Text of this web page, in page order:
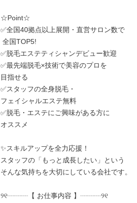
☆Point☆
✅全国40拠点以上展開・直営サロン数で
✅脱毛エステティシャンデビュー歓迎
✅最先端脱毛×技術で美容のプロを
目指せる
✅スタッフの全身脱毛・
フェイシャルエステ無料
✅脱毛・エステにご興味がある方に
オススメ
✨スキルアップを全力応援！
スタッフの「もっと成長したい」という
そんな気持ちを大切にしている会社です。
୨୧┈┈┈【 お仕事内容 】┈┈┈୨୧